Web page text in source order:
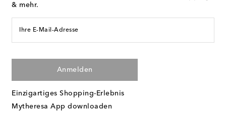
& mehr.
Ihre E-Mail-Adresse
Anmelden
Einzigartiges Shopping-Erlebnis
Mytheresa App downloaden